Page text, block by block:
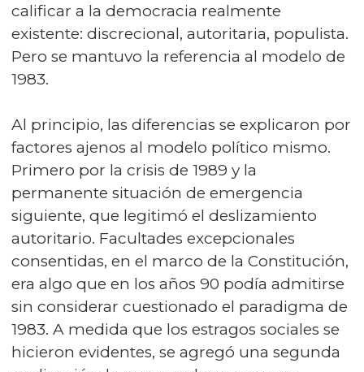
calificar a la democracia realmente
existente: discrecional, autoritaria, populista.
Pero se mantuvo la referencia al modelo de
1983.
Al principio, las diferencias se explicaron por
factores ajenos al modelo político mismo.
Primero por la crisis de 1989 y la
permanente situación de emergencia
siguiente, que legitimó el deslizamiento
autoritario. Facultades excepcionales
consentidas, en el marco de la Constitución,
era algo que en los años 90 podía admitirse
sin considerar cuestionado el paradigma de
1983. A medida que los estragos sociales se
hicieron evidentes, se agregó una segunda